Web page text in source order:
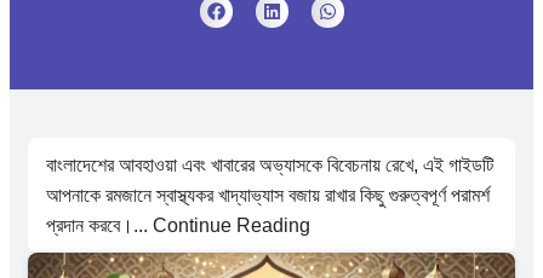
বাংলাদেশের আবহাওয়া এবং খাবারের অভ্যাসকে বিবেচনায় রেখে, এই গাইডটি
আপনাকে রমজানে স্বাস্থ্যকর খাদ্যাভ্যাস বজায় রাখার কিছু গুরুত্বপূর্ণ পরামর্শ
প্রদান করবে।... Continue Reading